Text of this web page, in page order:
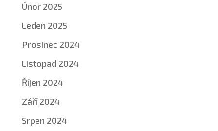
Únor 2025
Leden 2025
Prosinec 2024
Listopad 2024
Říjen 2024
Září 2024
Srpen 2024